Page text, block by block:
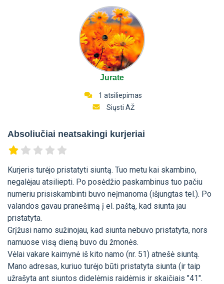
Jurate
1 atsiliepimas
Siųsti AŽ
Absoliučiai neatsakingi kurjeriai
Kurjeris turėjo pristatyti siuntą. Tuo metu kai skambino,
negalėjau atsiliepti. Po posėdžio paskambinus tuo pačiu
numeriu prisiskambinti buvo neįmanoma (išjungtas tel.). Po
valandos gavau pranešimą į el. paštą, kad siunta jau
pristatyta.
Grįžusi namo sužinojau, kad siunta nebuvo pristatyta, nors
namuose visą dieną buvo du žmonės.
Vėlai vakare kaimynė iš kito namo (nr. 51) atnešė siuntą.
Mano adresas, kuriuo turėjo būti pristatyta siunta (ir taip
užrašyta ant siuntos didelėmis raidėmis ir skaičiais "41".